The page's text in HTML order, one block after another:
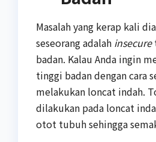
Masalah yang kerap kali
seseorang adalah insecure
badan. Kalau Anda ingin
tinggi badan dengan cara
melakukan loncat indah.
dilakukan pada loncat
otot tubuh sehingga